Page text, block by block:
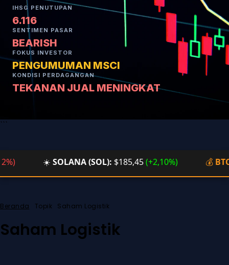
IHSG PENUTUPAN
6.116
SENTIMEN PASAR
BEARISH
FOKUS INVESTOR
PENGUMUMAN MSCI
KONDISI PERDAGANGAN
TEKANAN JUAL MENINGKAT
```
SOLANA (SOL):$185,45(+2,10%) BTC/
Beranda Topik Saham Logistik
Saham Logistik